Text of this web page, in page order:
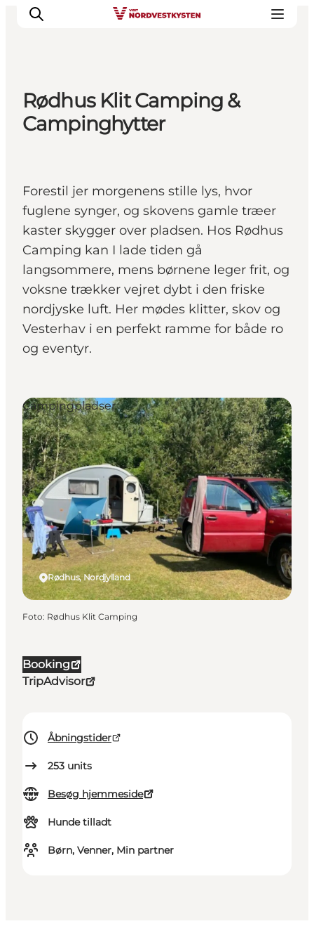
Feriesteder
Inspiration
Overnatning
Planlæg din ferie
Rødhus Klit Camping &
Campinghytter
Forestil jer morgenens stille lys, hvor
fuglene synger, og skovens gamle træer
kaster skygger over pladsen. Hos Rødhus
Camping kan I lade tiden gå
langsommere, mens børnene leger frit, og
voksne trækker vejret dybt i den friske
nordjyske luft. Her mødes klitter, skov og
Vesterhav i en perfekt ramme for både ro
og eventyr.
Booking
TripAdvisor
Åbningstider
253 units
Besøg hjemmeside
Hunde tilladt
Børn, Venner, Min partner
Rødhus, Nordjylland
Campingpladser
Foto: Rødhus Klit Camping